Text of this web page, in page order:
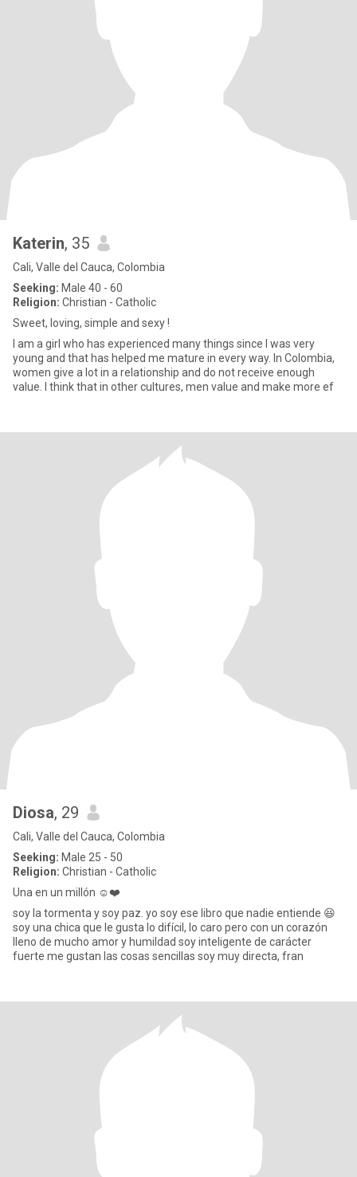
Katerin, 35
Cali, Valle del Cauca, Colombia
Seeking: Male 40 - 60
Religion: Christian - Catholic
Sweet, loving, simple and sexy !
I am a girl who has experienced many things since I was very
young and that has helped me mature in every way. In Colombia,
women give a lot in a relationship and do not receive enough
value. I think that in other cultures, men value and make more ef
Diosa, 29
Cali, Valle del Cauca, Colombia
Seeking: Male 25 - 50
Religion: Christian - Catholic
Una en un millón ☺️❤️
soy la tormenta y soy paz. yo soy ese libro que nadie entiende 😆
soy una chica que le gusta lo difícil, lo caro pero con un corazón
lleno de mucho amor y humildad soy inteligente de carácter
fuerte me gustan las cosas sencillas soy muy directa, fran